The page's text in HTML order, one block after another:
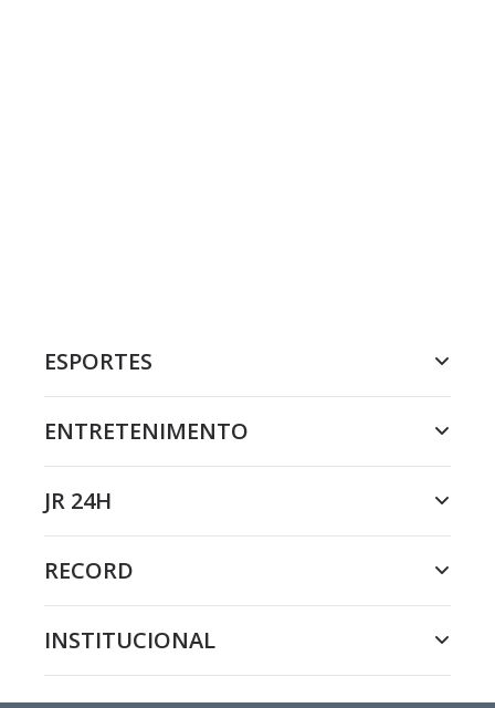
ESPORTES
ENTRETENIMENTO
JR 24H
RECORD
INSTITUCIONAL